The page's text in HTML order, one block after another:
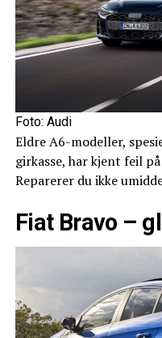
Foto: Audi
Eldre A6-modeller,
girkasse, har kjent feil
Reparerer du ikke
Fiat Bravo –